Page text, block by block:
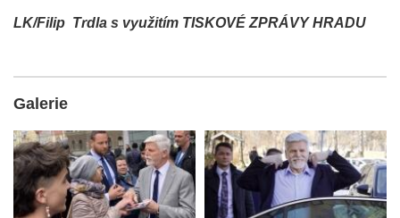
LK/Filip Trdla s využitím TISKOVÉ ZPRÁVY HRADU
Galerie